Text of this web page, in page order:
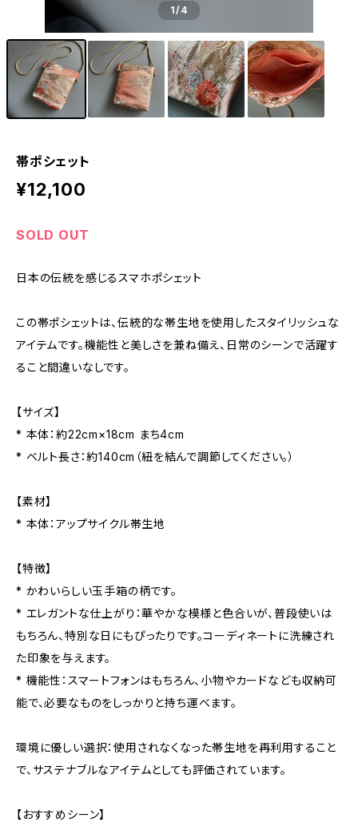
1/4
帯ポシェット
¥12,100
SOLD OUT
日本の伝統を感じるスマホポシェット
この帯ポシェットは、伝統的な帯生地を使用したスタイリッシュな
アイテムです。機能性と美しさを兼ね備え、日常のシーンで活躍す
ること間違いなしです。
【サイズ】
* 本体：約22cm×18cm まち4cm
* ベルト長さ：約140cm（紐を結んで調節してください。）
【素材】
* 本体：アップサイクル帯生地
【特徴】
* かわいらしい玉手箱の柄です。
* エレガントな仕上がり：華やかな模様と色合いが、普段使いは
もちろん、特別な日にもぴったりです。コーディネートに洗練され
た印象を与えます。
* 機能性：スマートフォンはもちろん、小物やカードなども収納可
能で、必要なものをしっかりと持ち運べます。
環境に優しい選択：使用されなくなった帯生地を再利用すること
で、サステナブルなアイテムとしても評価されています。
【おすすめシーン】